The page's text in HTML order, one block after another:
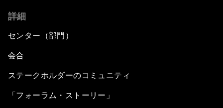
詳細
センター（部門）
会合
ステークホルダーのコミュニティ
「フォーラム・ストーリー」